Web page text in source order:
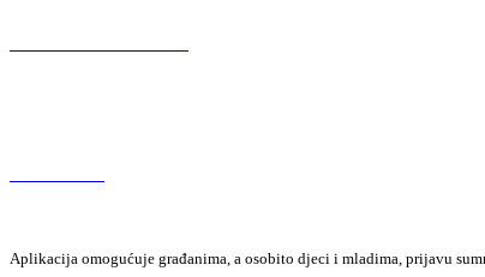
Aplikacija omogućuje građanima, a osobito djeci i mladima, prijavu